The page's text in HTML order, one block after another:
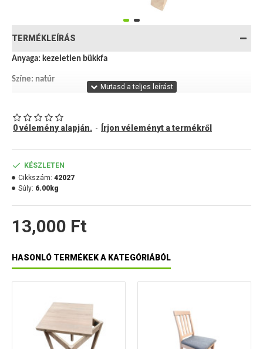
TERMÉKLEÍRÁS
Anyaga: kezeletlen bükkfa
Színe: natúr
Méretek:
- az ülőfelület mérete: 35,9 cm x 35,9 cm
- az ülőfelület vastagsága: 1,9 cm
- teherbírás: 150 kg
Súlya: 6 kg
0 vélemény alapján. - Írjon véleményt a termékről
13,000 Ft
KÉSZLETEN
Cikkszám: 42027
Súly: 6.00kg
HASONLÓ TERMÉKEK A KATEGÓRIÁBÓL